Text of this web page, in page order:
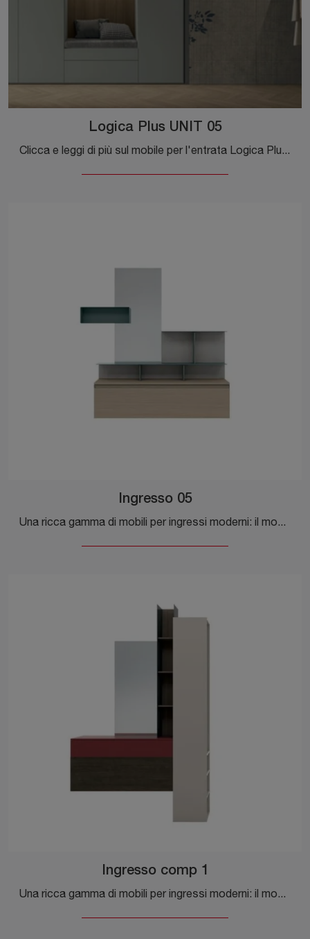
Logica Plus UNIT 05
Clicca e leggi di più sul mobile per l'entrata Logica Plus UNIT 05 di Tomasella! Potrai arredare spazi design ammobiliandoli al meglio.
Ingresso 05
Una ricca gamma di mobili per ingressi moderni: il modello Ingresso 05 Tomasella in melaminico ti sta aspettando per ultimare l'arredamento.
Ingresso comp 1
Una ricca gamma di mobili per ingressi moderni: il modello Ingresso comp 1 Tomasella in laccato opaco ti sta aspettando per completare l'arredo.